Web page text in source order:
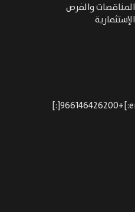
المناقصات والفرص
الإستثمارية